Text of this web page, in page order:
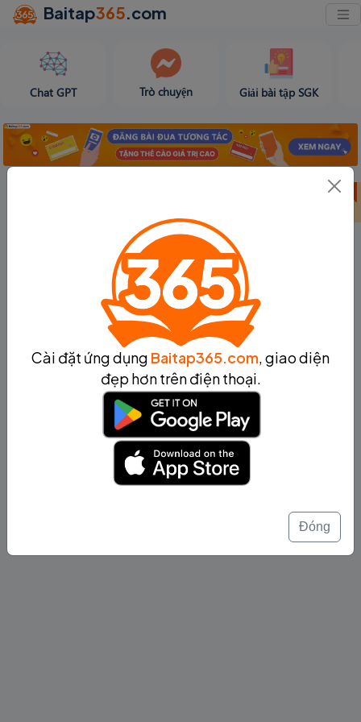
Baitap365.com
Chat GPT Trò chuyện Giải bài tập SGK
Bảng thành tích
Cài đặt ứng dụng Baitap365.com, giao diện
đẹp hơn trên điện thoại.
Đóng